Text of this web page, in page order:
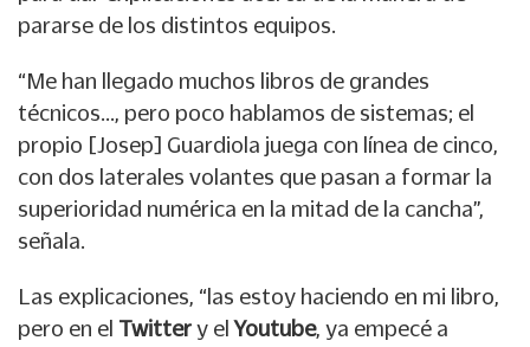
pararse de los distintos equipos.
“Me han llegado muchos libros de grandes
técnicos..., pero poco hablamos de sistemas; el
propio [Josep] Guardiola juega con línea de cinco,
con dos laterales volantes que pasan a formar la
superioridad numérica en la mitad de la cancha”,
señala.
Las explicaciones, “las estoy haciendo en mi libro,
pero en el Twitter y elYoutube, ya empecé a